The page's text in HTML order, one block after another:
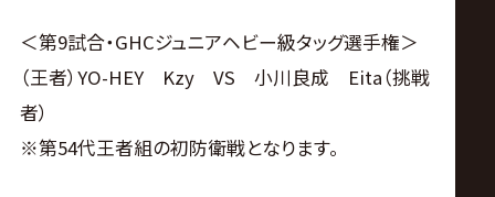
＜第9試合・GHCジュニアヘビー級タッグ選手権＞
（王者）YO-HEY Kzy VS 小川良成 Eita（挑戦
者）
※第54代王者組の初防衛戦となります。